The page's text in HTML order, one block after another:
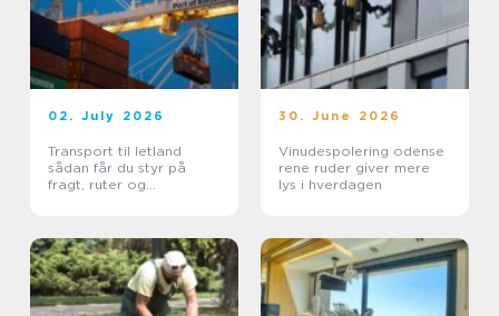
02. July 2026
Transport til letland
sådan får du styr på
fragt, ruter og
30. June 2026
Vinudespolering odense
rene ruder giver mere
lys i hverdagen